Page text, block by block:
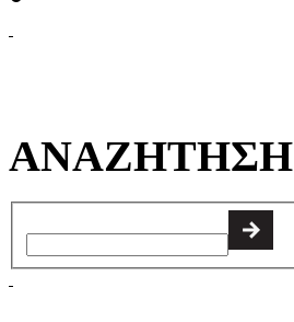
ΑΝΑΖΗΤΗΣΗ